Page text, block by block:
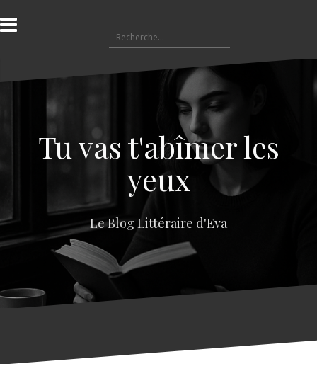
l
a
e
e
Tu vas t'abîmer les
yeux
Le Blog Littéraire d'Eva